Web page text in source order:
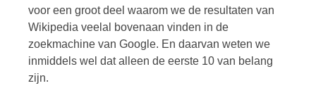
voor een groot deel waarom we de resultaten van
Wikipedia veelal bovenaan vinden in de
zoekmachine van Google. En daarvan weten we
inmiddels wel dat alleen de eerste 10 van belang
zijn.